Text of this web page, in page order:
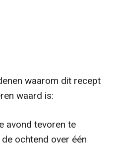
waarom dit recept
waard is:
avond tevoren te
ochtend over één